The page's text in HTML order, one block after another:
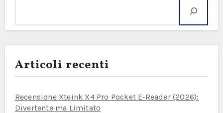
Articoli recenti
Recensione Xteink X4 Pro Pocket E‑Reader (2026):
Divertente ma Limitato